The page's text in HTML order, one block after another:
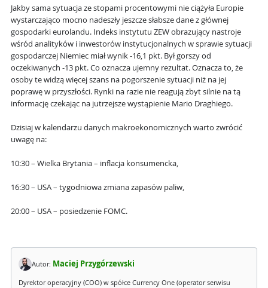
Jakby sama sytuacja ze stopami procentowymi nie ciążyła Europie
wystarczająco mocno nadeszły jeszcze słabsze dane z głównej
gospodarki eurolandu. Indeks instytutu ZEW obrazujący nastroje
wśród analityków i inwestorów instytucjonalnych w sprawie sytuacji
gospodarczej Niemiec miał wynik -16,1 pkt. Był gorszy od
oczekiwanych -13 pkt. Co oznacza ujemny rezultat. Oznacza to, że
osoby te widzą więcej szans na pogorszenie sytuacji niż na jej
poprawę w przyszłości. Rynki na razie nie reagują zbyt silnie na tą
informację czekając na jutrzejsze wystąpienie Mario Draghiego.
Dzisiaj w kalendarzu danych makroekonomicznych warto zwrócić
uwagę na:
10:30 – Wielka Brytania – inflacja konsumencka,
16:30 – USA – tygodniowa zmiana zapasów paliw,
20:00 – USA – posiedzenie FOMC.
Autor: Maciej Przygórzewski
Dyrektor operacyjny (COO) w spółce Currency One (operator serwisu